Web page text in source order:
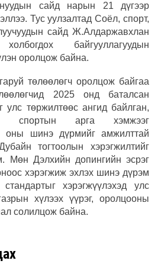
сайд нарын 21 дүгээр
Тус уулзалтад Соёл, спорт,
сайд Ж.Алдаржавхлан
байгууллагуудын
оролцож байна.
төлөөлөгч оролцож байгаа
2025 онд баталсан
улс төржилтөөс ангид байлган,
спортын арга хэмжээг
оны шинэ дүрмийг амжилттай
тогтоолын хэрэгжилтийг
Мөн Дэлхийн допингийн эсрэг
хэрэгжиж эхлэх шинэ дүрэм
хэрэгжүүлэхэд улс
хүлээх үүрэг, оролцооны
солилцож байна.